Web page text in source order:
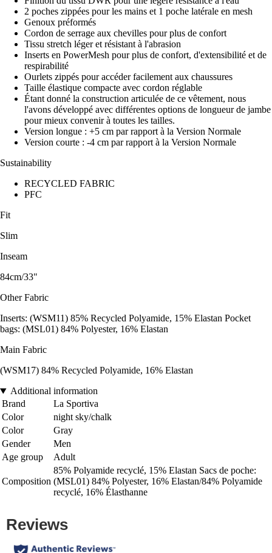
2 poches zippées pour les mains et 1 poche latérale en mesh
Genoux préformés
Cordon de serrage aux chevilles pour plus de confort
Tissu stretch léger et résistant à l'abrasion
Inserts en PowerMesh pour plus de confort, d'extensibilité et de
respirabilité
Ourlets zippés pour accéder facilement aux chaussures
Taille élastique compacte avec cordon réglable
Étant donné la construction articulée de ce vêtement, nous
l'avons développé avec différentes options de longueur de jambe
pour mieux convenir à toutes les tailles.
Version longue : +5 cm par rapport à la Version Normale
Version courte : -4 cm par rapport à la Version Normale
Sustainability
RECYCLED FABRIC
PFC
Fit
Slim
Inseam
84cm/33"
Other Fabric
Inserts: (WSM11) 85% Recycled Polyamide, 15% Elastan Pocket
bags: (MSL01) 84% Polyester, 16% Elastan
Main Fabric
(WSM17) 84% Recycled Polyamide, 16% Elastan
Additional information
Brand
La Sportiva
Color
night sky/chalk
Color
Gray
Gender
Men
Age group
Adult
Composition
85% Polyamide recyclé, 15% Elastan Sacs de poche:
(MSL01) 84% Polyester, 16% Elastan/84% Polyamide
recyclé, 16% Élasthanne